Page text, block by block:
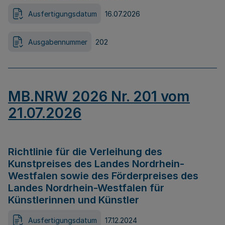
Ausfertigungsdatum 16.07.2026
Ausgabennummer 202
MB.NRW 2026 Nr. 201 vom
21.07.2026
Richtlinie für die Verleihung des
Kunstpreises des Landes Nordrhein-
Westfalen sowie des Förderpreises des
Landes Nordrhein-Westfalen für
Künstlerinnen und Künstler
Ausfertigungsdatum 17.12.2024